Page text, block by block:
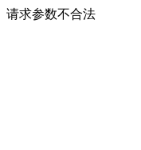
请求参数不合法